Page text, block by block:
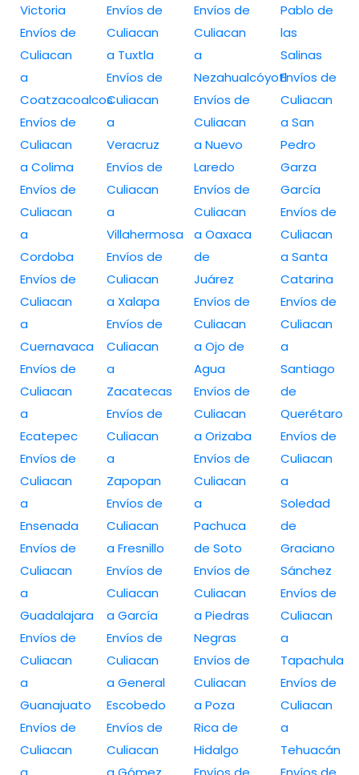
Victoria
Envíos de
Culiacan
a
Coatzacoalcos
Envíos de
Culiacan
a Colima
Envíos de
Culiacan
a
Cordoba
Envíos de
Culiacan
a
Cuernavaca
Envíos de
Culiacan
a
Ecatepec
Envíos de
Culiacan
a
Ensenada
Envíos de
Culiacan
a
Guadalajara
Envíos de
Culiacan
a
Guanajuato
Envíos de
Culiacan
Envíos de
Culiacan
a Tuxtla
Envíos de
Culiacan
a
Veracruz
Envíos de
Culiacan
a
Villahermosa
Envíos de
Culiacan
a Xalapa
Envíos de
Culiacan
a
Zacatecas
Envíos de
Culiacan
a
Zapopan
Envíos de
Culiacan
a Fresnillo
Envíos de
Culiacan
a García
Envíos de
Culiacan
a General
Escobedo
Envíos de
Culiacan
Envíos de
Culiacan
a
Nezahualcóyotl
Envíos de
Culiacan
a Nuevo
Laredo
Envíos de
Culiacan
a Oaxaca
de
Juárez
Envíos de
Culiacan
a Ojo de
Agua
Envíos de
Culiacan
a Orizaba
Envíos de
Culiacan
a
Pachuca
de Soto
Envíos de
Culiacan
a Piedras
Negras
Envíos de
Culiacan
a Poza
Rica de
Hidalgo
Pablo de
las
Salinas
Envíos de
Culiacan
a San
Pedro
Garza
García
Envíos de
Culiacan
a Santa
Catarina
Envíos de
Culiacan
a
Santiago
de
Querétaro
Envíos de
Culiacan
a
Soledad
de
Graciano
Sánchez
Envíos de
Culiacan
a
Tapachula
Envíos de
Culiacan
a
Tehuacán